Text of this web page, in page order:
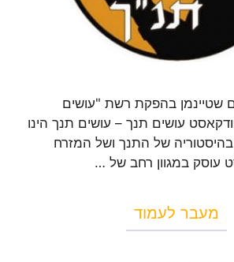
שטיינמן בהפקת רשת "עושים
עושים תנך – עושים תנך הינו
של התנך ושל המזרח
עוסק במגוון רחב של …
מעבר לעמוד